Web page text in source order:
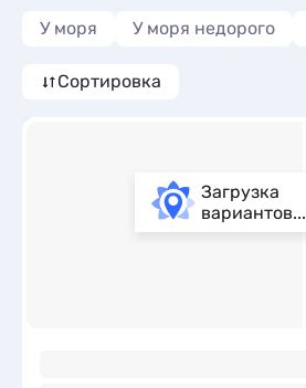
У моря У моря недорого
Сортировка
Загрузка
вариантов...